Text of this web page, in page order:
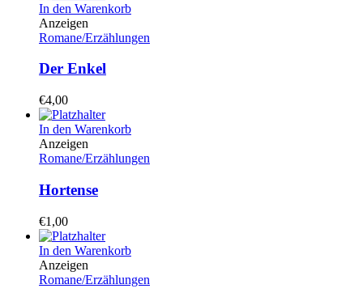
In den Warenkorb
Anzeigen
Romane/Erzählungen
Der Enkel
€4,00
In den Warenkorb
Anzeigen
Romane/Erzählungen
Hortense
€1,00
In den Warenkorb
Anzeigen
Romane/Erzählungen